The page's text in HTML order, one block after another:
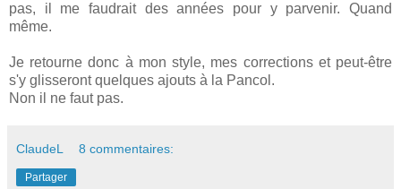
pas, il me faudrait des années pour y parvenir. Quand
même.
Je retourne donc à mon style, mes corrections et peut-être
s'y glisseront quelques ajouts à la Pancol.
Non il ne faut pas.
ClaudeL 8 commentaires:
Partager